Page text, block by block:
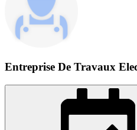
Entreprise De Travaux